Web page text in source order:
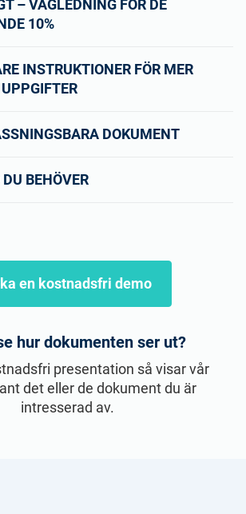
– VÄGLEDNING FÖR DE
10%
INSTRUKTIONER FÖR MER
DOKUMENT
BEHÖVER
en kostnadsfri demo
hur dokumenten ser ut?
presentation så visar vår
det eller de dokument du är
intresserad av.